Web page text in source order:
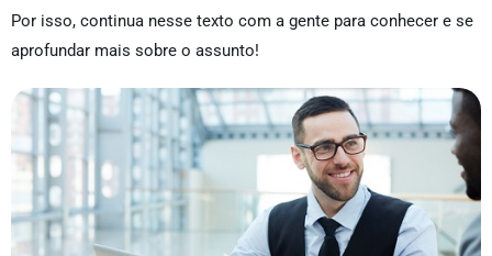
Por isso, continua nesse texto com a gente para conhecer e se
aprofundar mais sobre o assunto!